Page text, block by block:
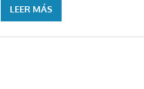
LEER MÁS